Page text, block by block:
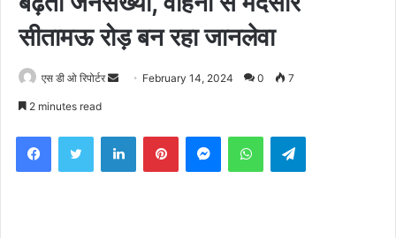
सीतामऊ रोड़ बन रहा जानलेवा
एस डी ओ रिपोर्टर
Send February 14, 2024 0 7
2 minutes read
FacebookTwitter LinkedInPinterestMessengerWhatsAppTelegram